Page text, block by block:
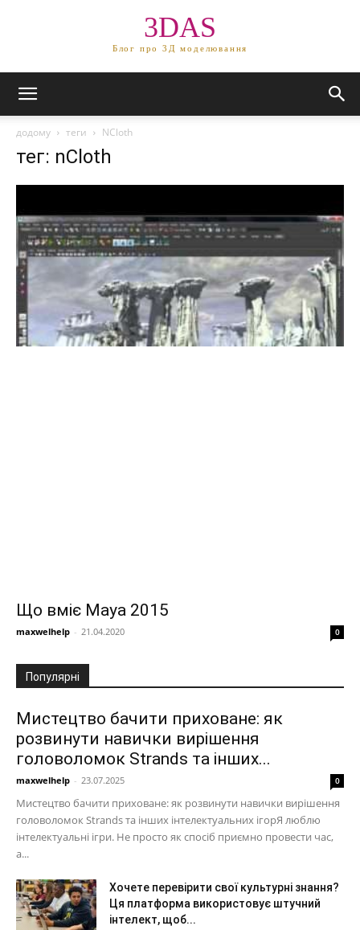
3DAS
Блог про 3Д моделювання
додому теги NCloth
тег: nCloth
Що вміє Maya 2015
maxwelhelp - 21.04.2020 0
Популярні
Мистецтво бачити приховане: як
розвинути навички вирішення
головоломок Strands та інших...
maxwelhelp - 23.07.2025 0
Мистецтво бачити приховане: як розвинути навички вирішення
головоломок Strands та інших інтелектуальних ігорЯ люблю
інтелектуальні ігри. Не просто як спосіб приємно провести час,
а...
Хочете перевірити свої культурні знання?
Ця платформа використовує штучний
інтелект, щоб...